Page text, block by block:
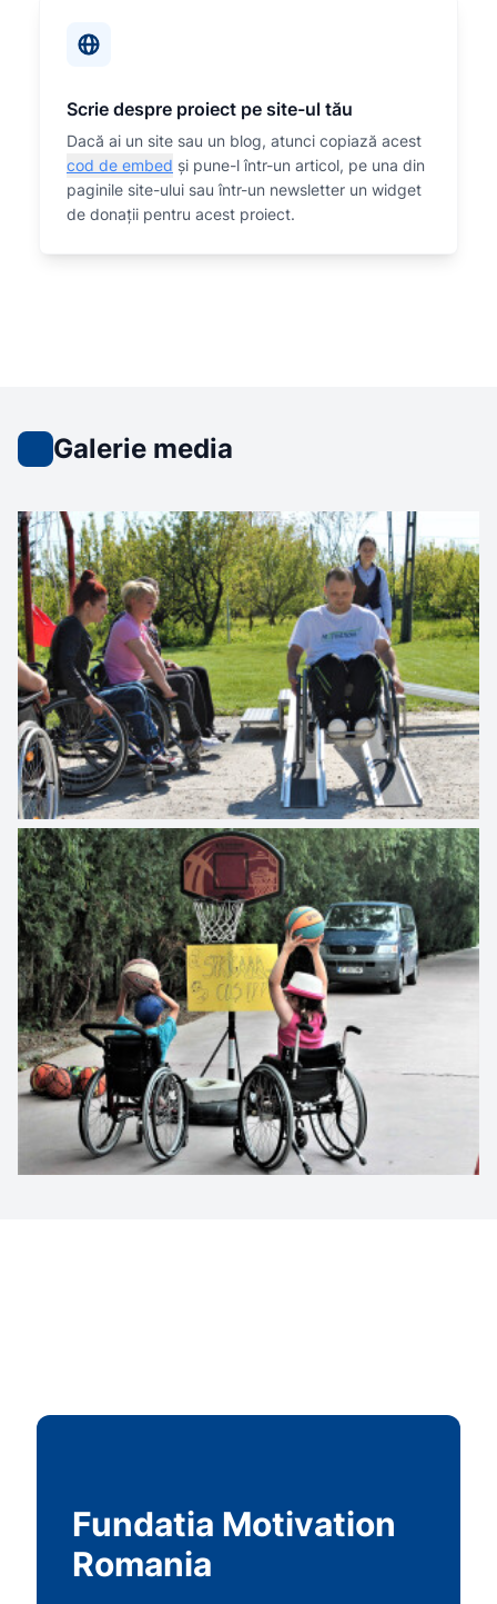
Scrie despre proiect pe site-ul tău
Dacă ai un site sau un blog, atunci copiază acest
cod de embed și pune-l într-un articol, pe una din
paginile site-ului sau într-un newsletter un widget
de donații pentru acest proiect.
Galerie media
Fundatia Motivation
Romania